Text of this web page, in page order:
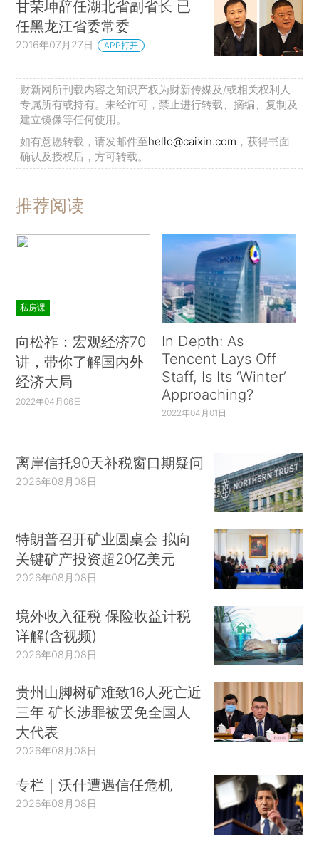
甘荣坤辞任湖北省副省长 已
任黑龙江省委常委
2016年07月27日 APP打开
财新网所刊载内容之知识产权为财新传媒及/或相关权利人
专属所有或持有。未经许可，禁止进行转载、摘编、复制及
建立镜像等任何使用。
如有意愿转载，请发邮件至hello@caixin.com ，获得书面
确认及授权后，方可转载。
推荐阅读
私房课
向松祚：宏观经济70
讲，带你了解国内外
经济大局
2022年04月06日
In Depth: As
Tencent Lays Off
Staff, Is Its ‘Winter’
Approaching?
2022年04月01日
离岸信托90天补税窗口期疑问
2026年08月08日
特朗普召开矿业圆桌会 拟向
关键矿产投资超20亿美元
2026年08月08日
境外收入征税 保险收益计税
详解(含视频)
2026年08月08日
贵州山脚树矿难致16人死亡近
三年 矿长涉罪被罢免全国人
大代表
2026年08月08日
专栏｜沃什遭遇信任危机
2026年08月08日